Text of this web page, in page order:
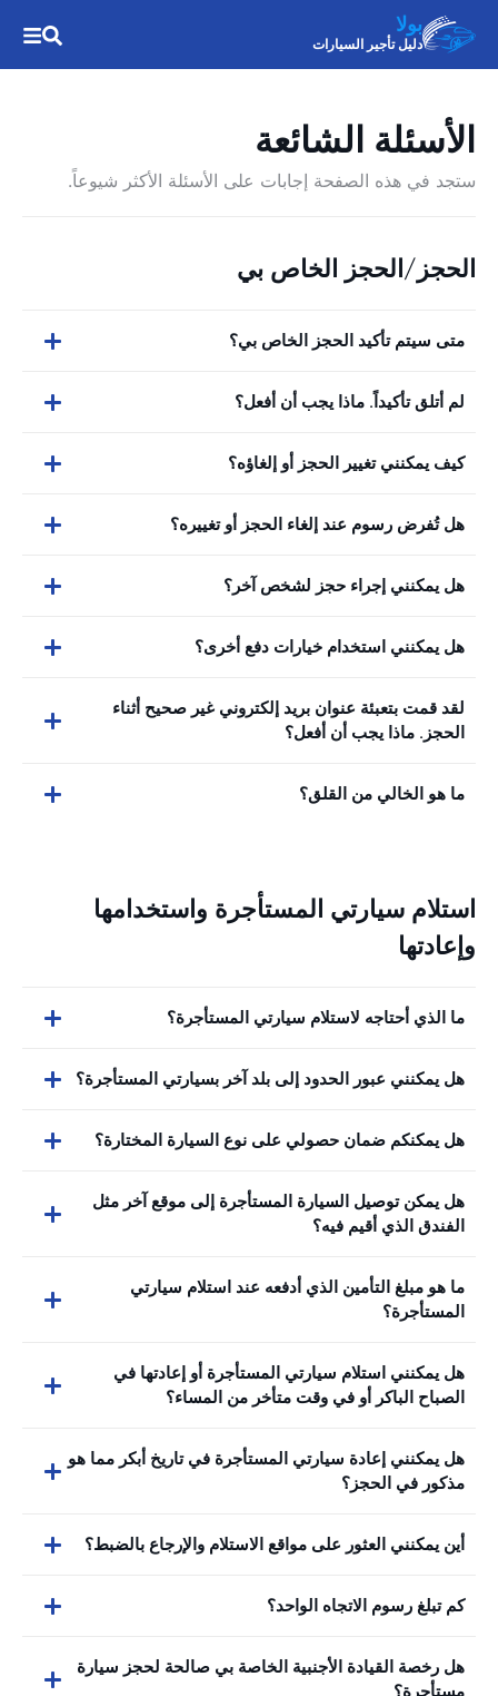
بولا
دليل تأجير السيارات
الأسئلة الشائعة
ستجد في هذه الصفحة إجابات على الأسئلة الأكثر شيوعاً.
الحجز/الحجز الخاص بي
متى سيتم تأكيد الحجز الخاص بي؟
لم أتلق تأكيداً. ماذا يجب أن أفعل؟
كيف يمكنني تغيير الحجز أو إلغاؤه؟
هل تُفرض رسوم عند إلغاء الحجز أو تغييره؟
هل يمكنني إجراء حجز لشخص آخر؟
هل يمكنني استخدام خيارات دفع أخرى؟
لقد قمت بتعبئة عنوان بريد إلكتروني غير صحيح أثناء
الحجز. ماذا يجب أن أفعل؟
ما هو الخالي من القلق؟
استلام سيارتي المستأجرة واستخدامها
وإعادتها
ما الذي أحتاجه لاستلام سيارتي المستأجرة؟
هل يمكنني عبور الحدود إلى بلد آخر بسيارتي المستأجرة؟
هل يمكنكم ضمان حصولي على نوع السيارة المختارة؟
هل يمكن توصيل السيارة المستأجرة إلى موقع آخر مثل
الفندق الذي أقيم فيه؟
ما هو مبلغ التأمين الذي أدفعه عند استلام سيارتي
المستأجرة؟
هل يمكنني استلام سيارتي المستأجرة أو إعادتها في
الصباح الباكر أو في وقت متأخر من المساء؟
هل يمكنني إعادة سيارتي المستأجرة في تاريخ أبكر مما هو
مذكور في الحجز؟
أين يمكنني العثور على مواقع الاستلام والإرجاع بالضبط؟
كم تبلغ رسوم الاتجاه الواحد؟
هل رخصة القيادة الأجنبية الخاصة بي صالحة لحجز سيارة
مستأجرة؟